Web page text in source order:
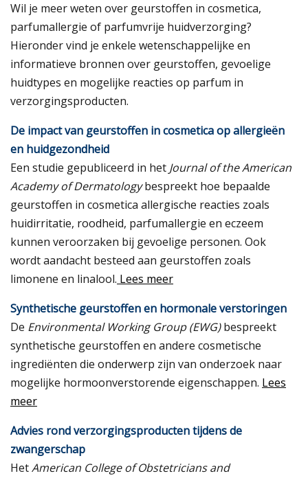
Wil je meer weten over geurstoffen in cosmetica,
parfumallergie of parfumvrije huidverzorging?
Hieronder vind je enkele wetenschappelijke en
informatieve bronnen over geurstoffen, gevoelige
huidtypes en mogelijke reacties op parfum in
verzorgingsproducten.
De impact van geurstoffen in cosmetica op allergieën
en huidgezondheid
Een studie gepubliceerd in het Journal of the American
Academy of Dermatologybespreekt hoe bepaalde
geurstoffen in cosmetica allergische reacties zoals
huidirritatie, roodheid, parfumallergie en eczeem
kunnen veroorzaken bij gevoelige personen. Ook
wordt aandacht besteed aan geurstoffen zoals
limonene en linalool. Lees meer
Synthetische geurstoffen en hormonale verstoringen
De Environmental Working Group (EWG)bespreekt
synthetische geurstoffen en andere cosmetische
ingrediënten die onderwerp zijn van onderzoek naar
mogelijke hormoonverstorende eigenschappen. Lees
meer
Advies rond verzorgingsproducten tijdens de
zwangerschap
HetAmerican College of Obstetricians and